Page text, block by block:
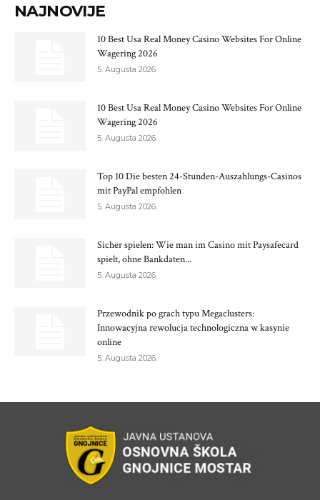
NAJNOVIJE
10 Best Usa Real Money Casino Websites For Online
Wagering 2026
5. Augusta 2026.
10 Best Usa Real Money Casino Websites For Online
Wagering 2026
5. Augusta 2026.
Top 10 Die besten 24-Stunden-Auszahlungs-Casinos
mit PayPal empfohlen
5. Augusta 2026.
Sicher spielen: Wie man im Casino mit Paysafecard
spielt, ohne Bankdaten...
5. Augusta 2026.
Przewodnik po grach typu Megaclusters:
Innowacyjna rewolucja technologiczna w kasynie
online
5. Augusta 2026.